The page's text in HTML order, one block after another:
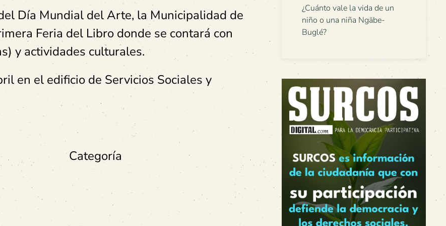
Día Mundial del Arte, la Municipalidad de
Feria del Libro donde se contará con
y actividades culturales.
en el edificio de Servicios Sociales y
Categoría
¿Cuánto vale la vida de un
niño o una niña Ngäbe-
Buglé?